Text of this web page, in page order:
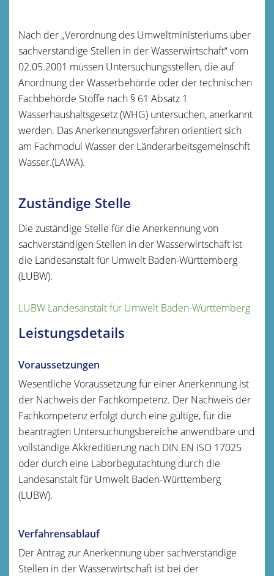
Nach der „Verordnung des Umweltministeriums über
sachverständige Stellen in der Wasserwirtschaft“ vom
02.05.2001 müssen Untersuchungsstellen, die auf
Anordnung der Wasserbehörde oder der technischen
Fachbehörde Stoffe nach § 61 Absatz 1
Wasserhaushaltsgesetz (WHG) untersuchen, anerkannt
werden. Das Anerkennungsverfahren orientiert sich
am Fachmodul Wasser der Länderarbeitsgemeinschft
Wasser.(LAWA).
Zuständige Stelle
Die zuständige Stelle für die Anerkennung von
sachverständigen Stellen in der Wasserwirtschaft ist
die Landesanstalt für Umwelt Baden-Württemberg
(LUBW).
LUBW Landesanstalt für Umwelt Baden-Württemberg
Leistungsdetails
Voraussetzungen
Wesentliche Voraussetzung für einer Anerkennung ist
der Nachweis der Fachkompetenz. Der Nachweis der
Fachkompetenz erfolgt durch eine gültige, für die
beantragten Untersuchungsbereiche anwendbare und
vollständige Akkreditierung nach DIN EN ISO 17025
oder durch eine Laborbegutachtung durch die
Landesanstalt für Umwelt Baden-Württemberg
(LUBW).
Verfahrensablauf
Der Antrag zur Anerkennung über sachverständige
Stellen in der Wasserwirtschaft ist bei der